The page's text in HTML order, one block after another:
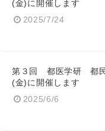
(金)に開催します
2025/7/24
第３回 都医学研 都民
(金)に開催します
2025/6/6